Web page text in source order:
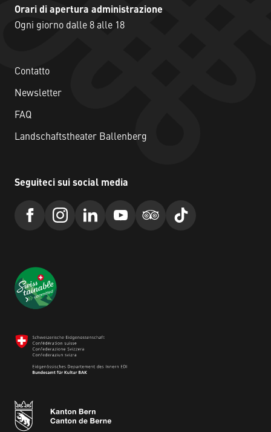
Orari di apertura administrazione
Ogni giorno dalle 8 alle 18
Contatto
Newsletter
FAQ
Landschaftstheater Ballenberg
Seguiteci sui social media